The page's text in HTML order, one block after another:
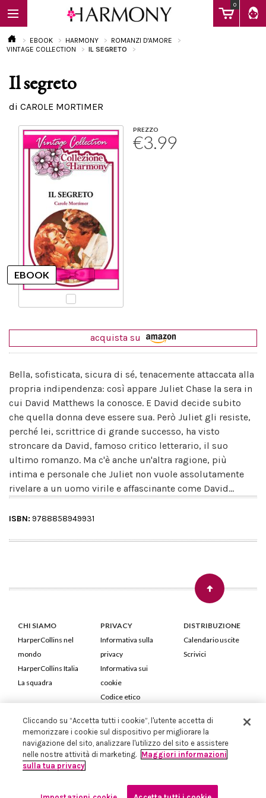
0
EBOOK
Calendario
EBOOK HARMONY
ROMANZI D'AMORE
VINTAGE COLLECTION
IL SEGRETO
Il segreto
di CAROLE MORTIMER
PREZZO
€3.99
acquista su
Bella, sofisticata, sicura di sé, tenacemente attaccata alla
propria indipendenza: così appare Juliet Chase la sera in
cui David Matthews la conosce. E David decide subito
che quella donna deve essere sua. Però Juliet gli resiste,
perché lei, scrittrice di grande successo, ha visto
stroncare da David, famoso critico letterario, il suo
ultimo romanzo. Ma c'è anche un'altra ragione, più
intima e personale che Juliet non vuole assolutamente
rivelare a un uomo virile e affascinante come David...
ISBN: 9788858949931
CHI SIAMO
HarperCollins nel
mondo
HarperCollins Italia
La squadra
PRIVACY
Informativa sulla
privacy
Informativa sui
cookie
Codice etico
DISTRIBUZIONE
Calendario uscite
Scrivici
HarperCollins Italia S.p.A. Viale Monte Nero, 84 - 20135 Milano
Cod. Fiscale e P.IVA 05946780151 - Capitale Sociale 258.250 €
Iscritta in Milano al Registro delle imprese nr.198004 e REA nr.1051898
Cliccando su “Accetta tutti i cookie”, l'utente accetta di
memorizzare i cookie sul dispositivo per migliorare la
navigazione del sito, analizzare l'utilizzo del sito e assistere
nelle nostre attività di marketing. Maggiori informazioni
sulla tua privacy